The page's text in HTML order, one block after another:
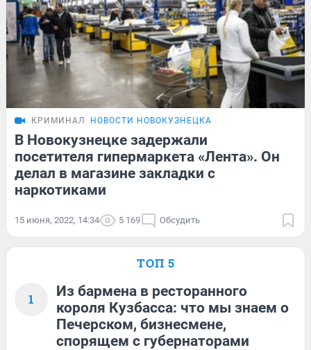
КРИМИНАЛ НОВОСТИ НОВОКУЗНЕЦКА
В Новокузнецке задержали
посетителя гипермаркета «Лента». Он
делал в магазине закладки с
наркотиками
15 июня, 2022, 14:34 5 169 Обсудить
ТОП 5
1
Из бармена в ресторанного
короля Кузбасса: что мы знаем о
Печерском, бизнесмене,
спорящем с губернаторами